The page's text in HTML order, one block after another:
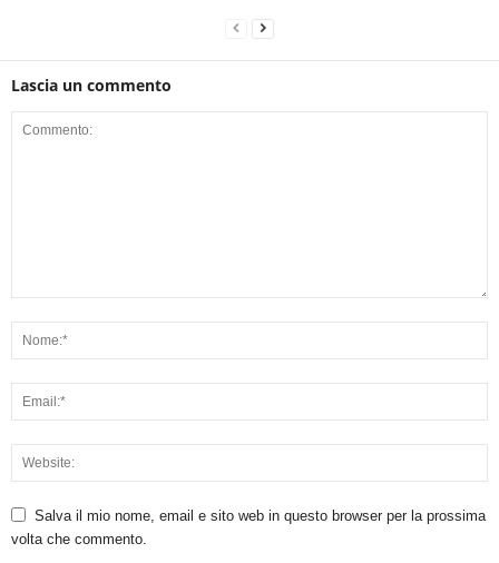
Lascia un commento
Salva il mio nome, email e sito web in questo browser per la prossima
volta che commento.